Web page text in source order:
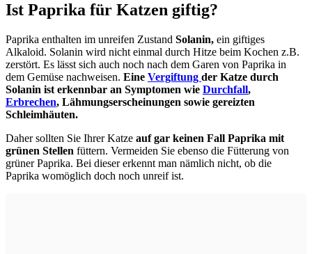
Ist Paprika für Katzen giftig?
Paprika enthalten im unreifen Zustand Solanin, ein giftiges
Alkaloid. Solanin wird nicht einmal durch Hitze beim Kochen z.B.
zerstört. Es lässt sich auch noch nach dem Garen von Paprika in
dem Gemüse nachweisen. Eine Vergiftung der Katze durch
Solanin ist erkennbar an Symptomen wie Durchfall,
Erbrechen, Lähmungserscheinungen sowie gereizten
Schleimhäuten.
Daher sollten Sie Ihrer Katze auf gar keinen Fall Paprika mit
grünen Stellen füttern. Vermeiden Sie ebenso die Fütterung von
grüner Paprika. Bei dieser erkennt man nämlich nicht, ob die
Paprika womöglich doch noch unreif ist.